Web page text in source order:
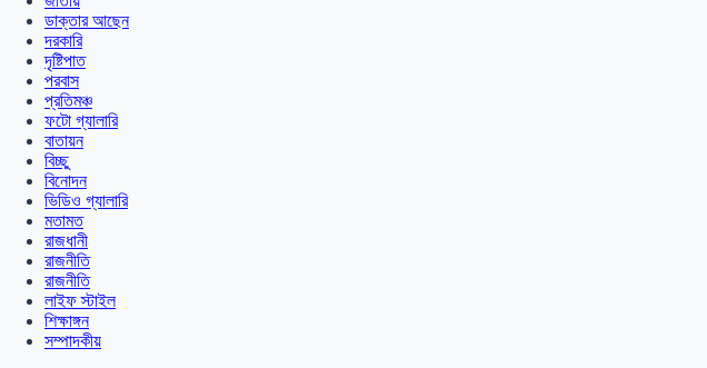
ডাক্তার আছেন
দরকারি
দৃষ্টিপাত
পরবাস
প্রতিমঞ্চ
ফটো গ্যালারি
বাতায়ন
বিচ্ছু
বিনোদন
ভিডিও গ্যালারি
মতামত
রাজধানী
রাজনীতি
রাজনীতি
লাইফ স্টাইল
শিক্ষাঙ্গন
সম্পাদকীয়